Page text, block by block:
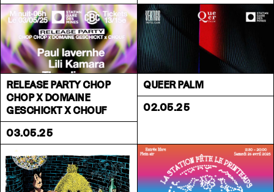
RELEASE PARTY CHOP
CHOP X DOMAINE
GESCHICKT X CHOUF
03.05.25
QUEER PALM
02.05.25